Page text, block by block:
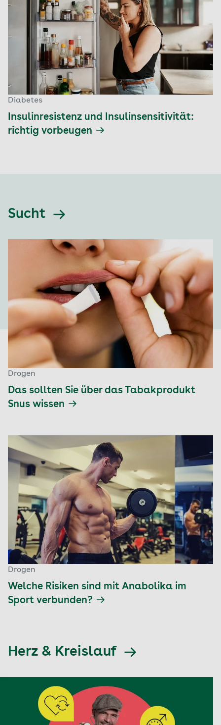
Diabetes
Insulinresistenz und Insulinsensitivität:
richtig vorbeugen
Sucht
Drogen
Das sollten Sie über das Tabakprodukt
Snus wissen
Drogen
Welche Risiken sind mit Anabolika im
Sport verbunden?
Herz & Kreislauf